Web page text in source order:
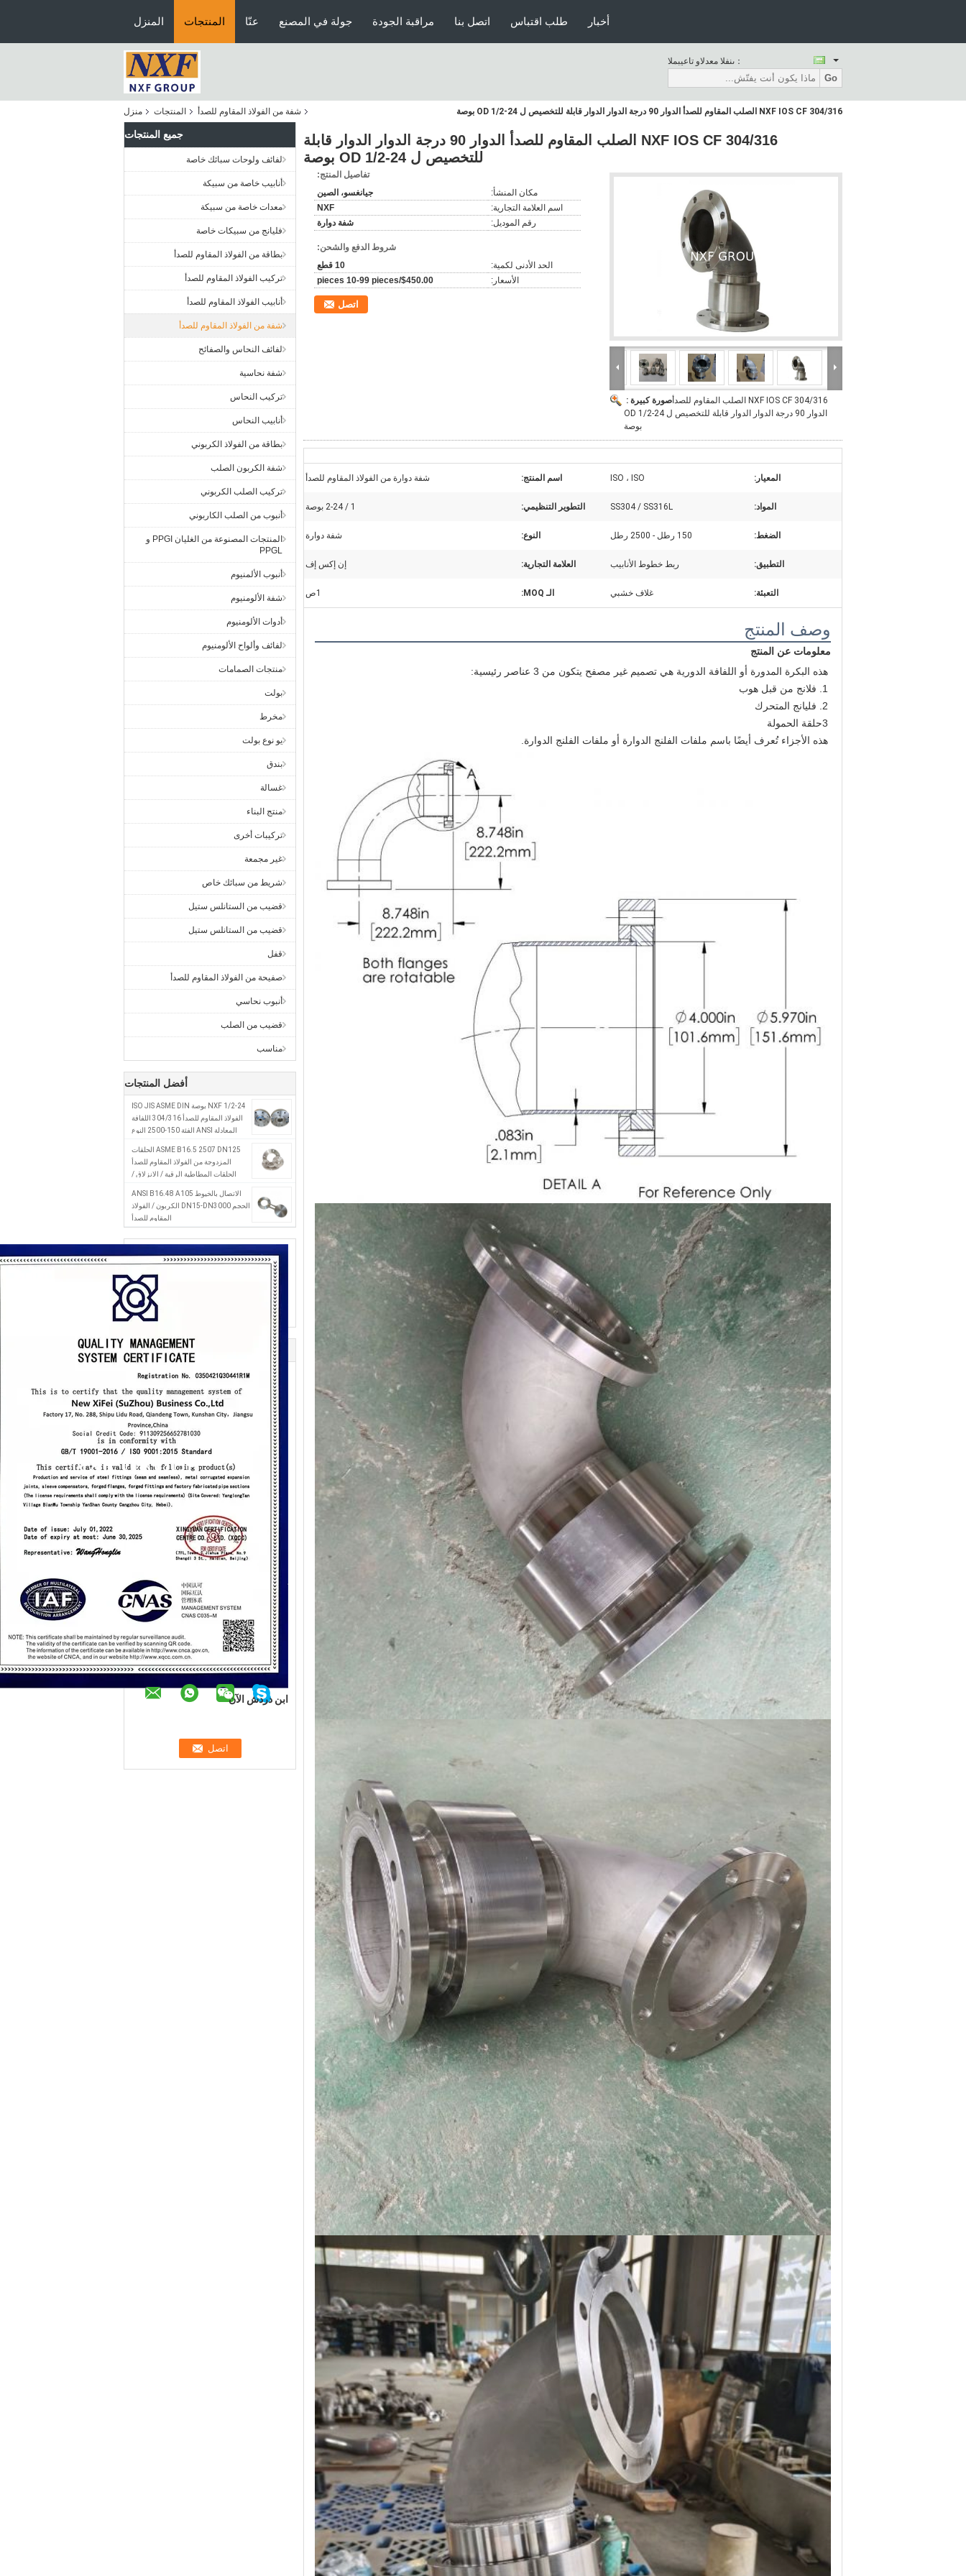
اترك رسالة
المنزل المنتجات عنّا جولة في المصنع مراقبة الجودة اتصل بنا طلب اقتباس أخبار
المبيعات والدعم الفنى：
Go
منزل المنتجات شفة من الفولاذ المقاوم للصدأ NXF IOS CF 304/316 الصلب المقاوم للصدأ الدوار 90 درجة الدوار الدوار قابلة للتخصيص ل OD 1/2-24 بوصة
جميع المنتجات
لفائف ولوحات سبائك خاصة
أنابيب خاصة من سبيكة
معدات خاصة من سبيكة
فليانج من سبيكات خاصة
بطاقة من الفولاذ المقاوم للصدأ
تركيب الفولاذ المقاوم للصدأ
أنابيب الفولاذ المقاوم للصدأ
شفة من الفولاذ المقاوم للصدأ
لفائف النحاس والصفائح
شفة نحاسية
تركيب النحاس
أنابيب النحاس
بطاقة من الفولاذ الكربوني
شفة الكربون الصلب
تركيب الصلب الكربوني
أنبوب من الصلب الكاربوني
المنتجات المصنوعة من الغليان PPGI و
PPGL
أنبوب الألمنيوم
شفة الألومنيوم
أدوات الألومنيوم
لفائف وألواح الألومنيوم
منتجات الصمامات
بولت
مخرط
يو نوع بولت
بندق
غسالة
منتج البناء
تركيبات أخرى
غير مجمعة
شريط من سبائك خاص
قضيب من الستانلس ستيل
قضيب من الستانلس ستيل
قفل
صفيحة من الفولاذ المقاوم للصدأ
أنبوب نحاسي
قضيب من الصلب
مناسب
أفضل المنتجات
NXF 1/2-24 بوصة ISO JIS ASME DIN
الفولاذ المقاوم للصدأ 304/316 اللفافة
المعادلة ANSI الفئة 150-2500 النوع
ASME B16.5 2507 DN125 الحلقات
المزدوجة من الفولاذ المقاوم للصدأ
الحلقات المطاطية الرقبة / الانزلاق /
2507
الاتصال بالخيوط ANSI B16.48 A105
الحجم DN15-DN3000 الكربون / الفولاذ
المقاوم للصدأ
ابن دردش الآن
NXF IOS CF 304/316 الصلب المقاوم للصدأ الدوار 90 درجة الدوار الدوار قابلة
للتخصيص ل OD 1/2-24 بوصة
صورة كبيرة : NXF IOS CF 304/316 الصلب المقاوم للصدأ
الدوار 90 درجة الدوار الدوار قابلة للتخصيص ل OD 1/2-24
بوصة
تفاصيل المنتج:
مكان المنشأ:
جيانغسو، الصين
اسم العلامة التجارية:
NXF
رقم الموديل:
شفة دوارة
شروط الدفع والشحن:
الحد الأدنى لكمية:
10 قطع
الأسعار:
$450.00/pieces 10-99 pieces
اتصل
المعيار: ISO ، ISO اسم المنتج: شفة دوارة من الفولاذ المقاوم للصدأ
المواد: SS304 / SS316L التطوير التنظيمي: 1 / 2-24 بوصة
الضغط: 150 رطل - 2500 رطل النوع: شفة دوارة
التطبيق: ربط خطوط الأنابيب العلامة التجارية: إن إكس إف
التعبئة: غلاف خشبي الـ MOQ: 1ص
وصف المنتج
معلومات عن المنتج
هذه البكرة المدورة أو اللفافة الدورية هي تصميم غير مصفح يتكون من 3 عناصر رئيسية:
1. فلانج من قبل هوب
2. فليانج المتحرك
3حلقة الحمولة
هذه الأجزاء تُعرف أيضًا باسم ملفات الفلنج الدوارة أو ملفات الفلنج الدوارة.